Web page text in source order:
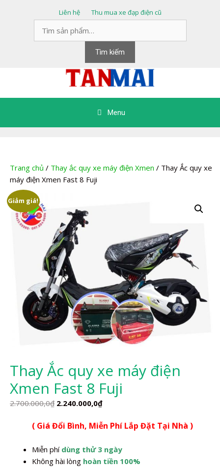
Liên hệ
Thu mua xe đạp điện cũ
kiếm:
Tìm kiếm
Menu
Trang chủ / Thay ắc quy xe máy điện Xmen / Thay Ắc quy xe
máy điện Xmen Fast 8 Fuji
Giảm giá!
Thay Ắc quy xe máy điện
Xmen Fast 8 Fuji
2.700.000,0₫ Giá
là:
2.240.000,0₫Giá
tại
2.240.000,0₫.
( Giá Đổi Bình, Miễn Phí Lắp Đặt Tại Nhà )
Miễn phí dùng thử 3 ngày
Không hài lòng hoàn tiền 100%